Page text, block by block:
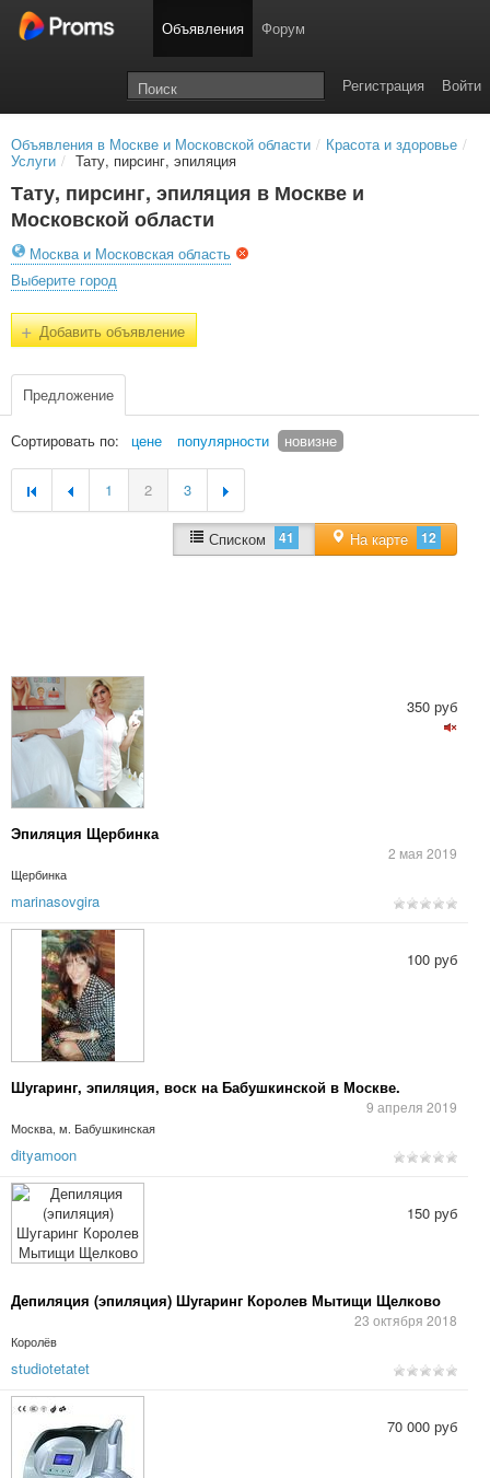
Объявления Форум
Войти
Регистрация
Объявления в Москве и Московской области / Красота и здоровье /
Услуги / Тату, пирсинг, эпиляция
Тату, пирсинг, эпиляция в Москве и
Московской области
Москва и Московская область
Выберите город
+Добавить объявление
Предложение
Сортировать по: цене популярности новизне
1 2 3
Списком 41 На карте 12
Эпиляция Щербинка
2 мая 2019
Щербинка
350 руб
marinasovgira
Шугаринг, эпиляция, воск на Бабушкинской в Москве.
9 апреля 2019
Москва, м. Бабушкинская
100 руб
dityamoon
Депиляция (эпиляция) Шугаринг Королев Мытищи Щелково
23 октября 2018
Королёв
150 руб
studiotetatet
70 000 руб